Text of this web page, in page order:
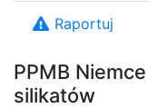
PPMB
silikatów
Raportuj